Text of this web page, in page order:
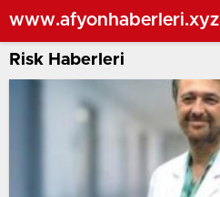
www.afyonhaberleri.xyz
Risk Haberleri